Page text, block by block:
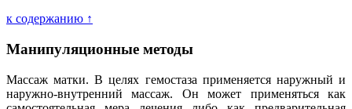
к содержанию ↑
Манипуляционные методы
Массаж матки. В целях гемостаза применяется наружный и
наружно-внутренний массаж. Он может применяться как